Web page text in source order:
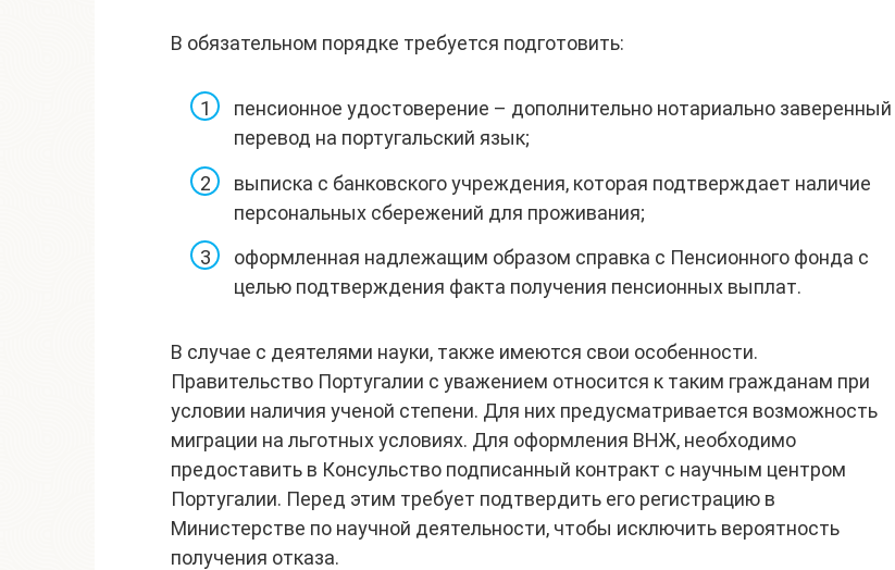
В обязательном порядке требуется подготовить:
пенсионное удостоверение – дополнительно нотариально заверенный
перевод на португальский язык;
выписка с банковского учреждения, которая подтверждает наличие
персональных сбережений для проживания;
оформленная надлежащим образом справка с Пенсионного фонда с
целью подтверждения факта получения пенсионных выплат.
В случае с деятелями науки, также имеются свои особенности.
Правительство Португалии с уважением относится к таким гражданам при
условии наличия ученой степени. Для них предусматривается возможность
миграции на льготных условиях. Для оформления ВНЖ, необходимо
предоставить в Консульство подписанный контракт с научным центром
Португалии. Перед этим требует подтвердить его регистрацию в
Министерстве по научной деятельности, чтобы исключить вероятность
получения отказа.